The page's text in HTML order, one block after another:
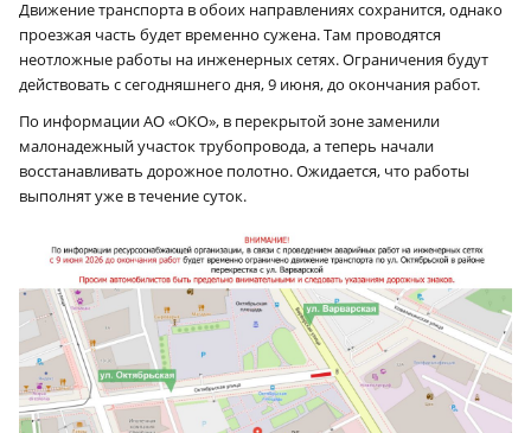
Движение транспорта в обоих направлениях сохранится, однако
проезжая часть будет временно сужена. Там проводятся
неотложные работы на инженерных сетях. Ограничения будут
действовать с сегодняшнего дня, 9 июня, до окончания работ.
По информации АО «ОКО», в перекрытой зоне заменили
малонадежный участок трубопровода, а теперь начали
восстанавливать дорожное полотно. Ожидается, что работы
выполнят уже в течение суток.